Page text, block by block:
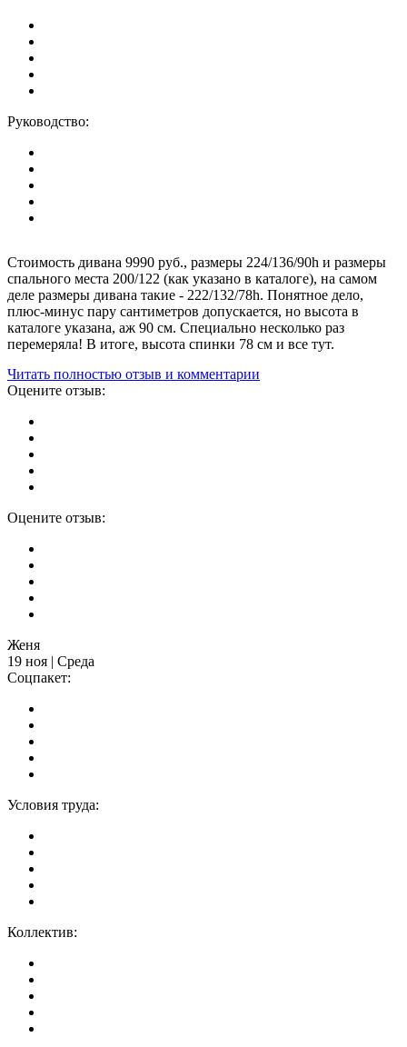
Руководство:
Стоимость дивана 9990 руб., размеры 224/136/90h и размеры
спального места 200/122 (как указано в каталоге), на самом
деле размеры дивана такие - 222/132/78h. Понятное дело,
плюс-минус пару сантиметров допускается, но высота в
каталоге указана, аж 90 см. Специально несколько раз
перемеряла! В итоге, высота спинки 78 см и все тут.
Читать полностью отзыв и комментарии
Оцените отзыв:
Оцените отзыв:
Женя
19 ноя | Среда
Соцпакет:
Условия труда:
Коллектив: